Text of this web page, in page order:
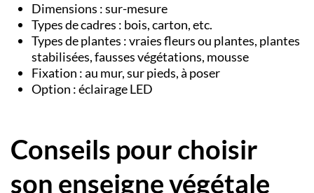
Dimensions : sur-mesure
Types de cadres : bois, carton, etc.
Types de plantes : vraies fleurs ou plantes, plantes
stabilisées, fausses végétations, mousse
Fixation : au mur, sur pieds, à poser
Option : éclairage LED
Conseils pour choisir
son enseigne végétale